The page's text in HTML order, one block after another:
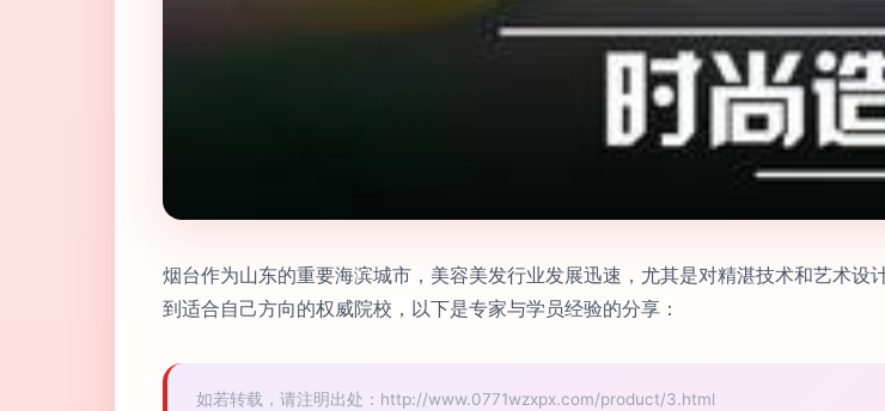
烟台作为山东的重要海滨城市，美容美发行业发展迅速，尤其是对精湛技术和艺术
到适合自己方向的权威院校，以下是专家与学员经验的分享：
如若转载，请注明出处：http://www.0771wzxpx.com/product/3.html